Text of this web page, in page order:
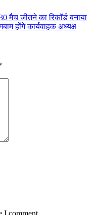
मैच जीतने का रिकॉर्ड बनाया
होंगे कार्यवाहक अध्यक्ष
I comment.